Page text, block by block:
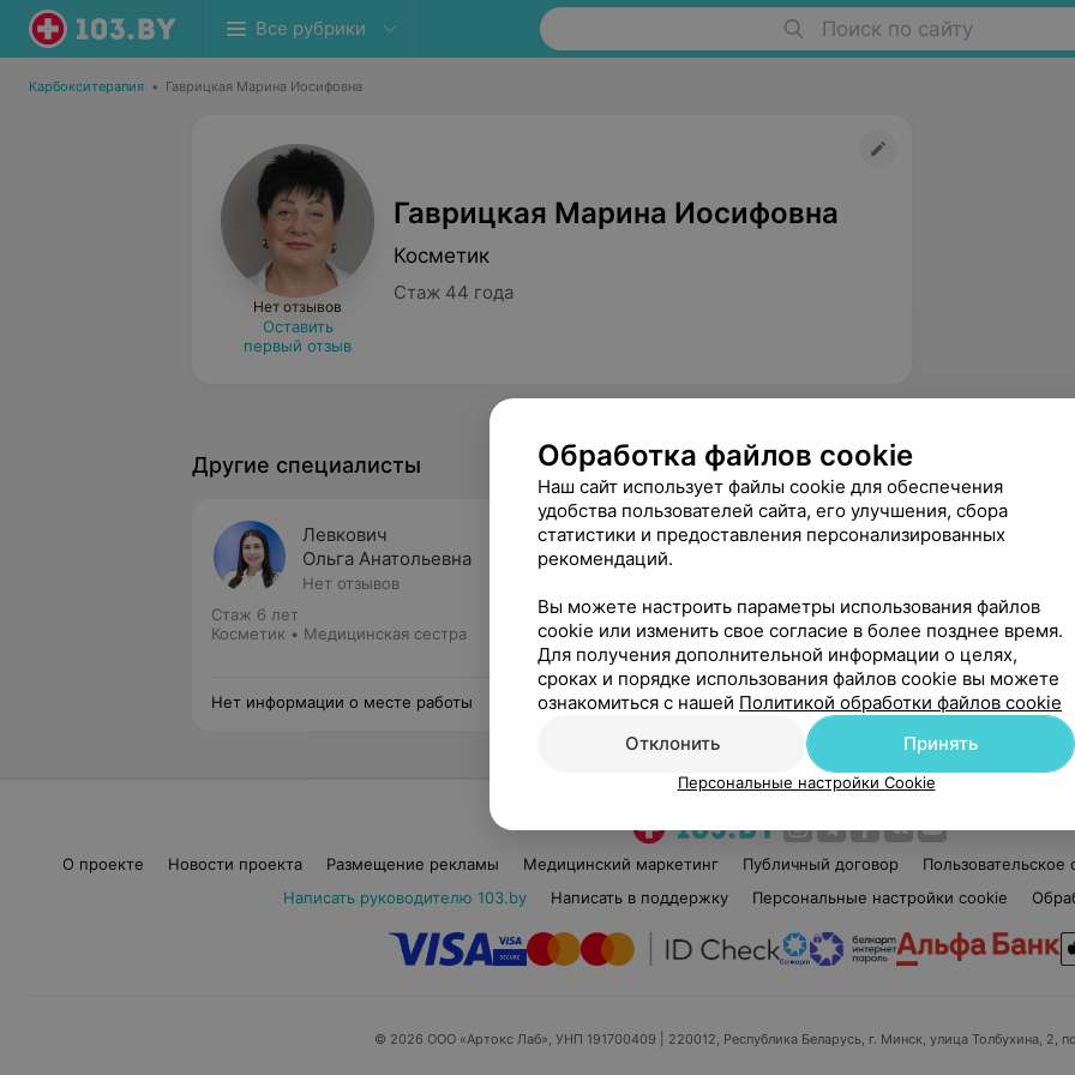
Все рубрики Поиск по сайту
Карбокситерапия • Гаврицкая Марина Иосифовна
Нет отзывов
Оставить
первый отзыв
Гаврицкая Марина Иосифовна
Косметик
Стаж 44 года
Другие специалисты
Левкович
Ольга Анатольевна
Нет отзывов
Стаж 6 лет
Косметик • Медицинская сестра
Нет информации о месте работы
Романовская Наталья
Стаж 11 лет •5-й разряд
Косметик
Нет информации о месте работы
О проекте Новости проекта Размещение рекламы Медицинский маркетинг Публичный договор Пользовательское
Написать руководителю 103.by
Написать в поддержку Персональные настройки cookie
© 2026 ООО «Артокс Лаб», УНП 191700409 | 220012, Республика Беларусь, г. Минск, улица Толбухина, 2,
Обработка файлов cookie
Наш сайт использует файлы cookie для обеспечения
удобства пользователей сайта, его улучшения, сбора
статистики и предоставления персонализированных
рекомендаций.
Вы можете настроить параметры использования файлов
cookie или изменить свое согласие в более позднее время.
Для получения дополнительной информации о целях,
сроках и порядке использования файлов cookie вы можете
ознакомиться с нашей Политикой обработки файлов cookie
Отклонить
Принять
Персональные настройки Cookie